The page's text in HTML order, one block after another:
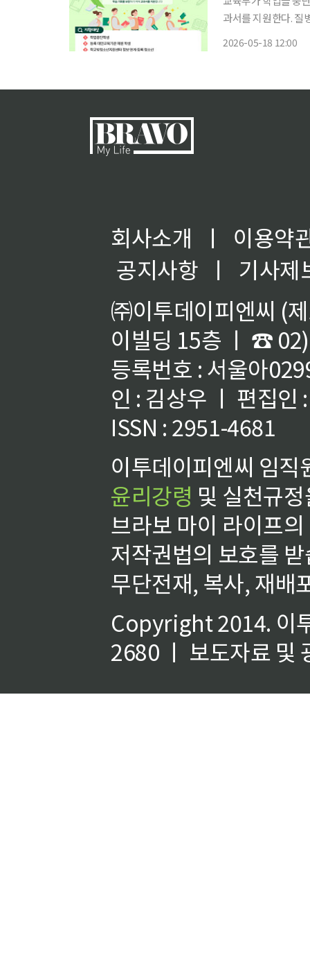
과서를 지원한다. 질
2026-05-18 12:00
회사소개 ㅣ
이용약
공지사항
ㅣ
기사제
㈜이투데이피엔씨 (
이빌딩 15층 ㅣ ☎
등록번호 : 서울아
인 : 김상우 ㅣ 편집인
ISSN : 2951-4681
이투데이피엔씨 임
윤리강령 및 실천규
브라보 마이 라이프
저작권법의 보호를
무단전재, 복사, 재배
Copyright 2014. 이
2680 ㅣ 보도자료